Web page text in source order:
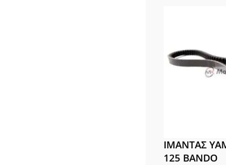
ΙΜΑΝΤΑΣ
125 BANDO